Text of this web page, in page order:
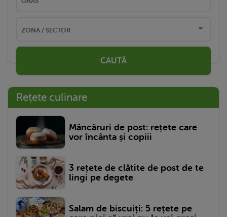
CAUTĂ
Rețete culinare
Mâncăruri de post: rețete care
vor încânta și copiii
3 rețete de clătite de post de te
lingi pe degete
Salam de biscuiți: 5 rețete pe